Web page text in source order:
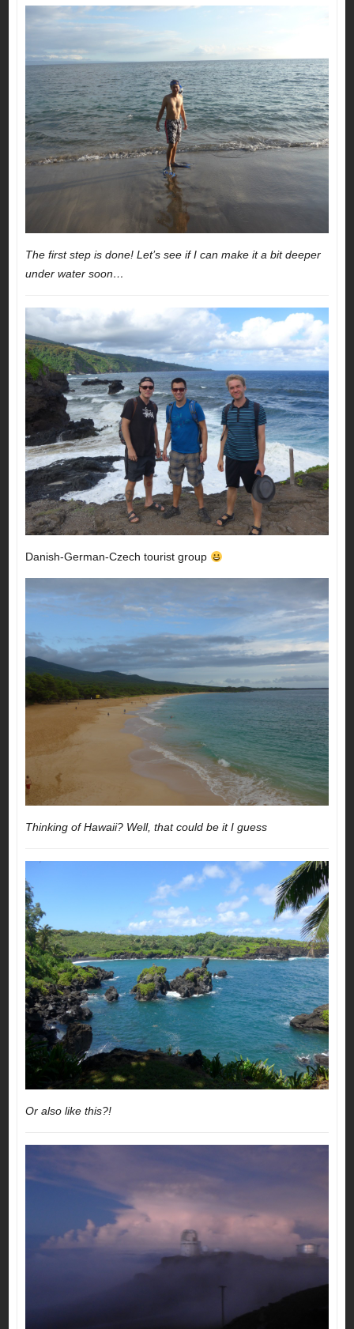
The first step is done! Let’s see if I can make it a bit deeper
under water soon…
Danish-German-Czech tourist group
Thinking of Hawaii? Well, that could be it I guess
Or also like this?!